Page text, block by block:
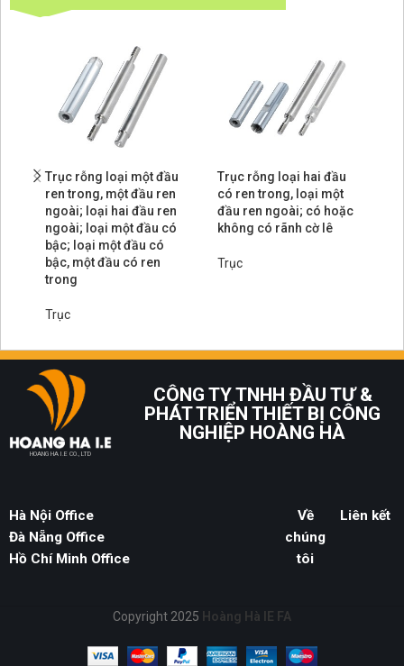
Trục rỗng loại một đầu
ren trong, một đầu ren
ngoài; loại hai đầu ren
ngoài; loại một đầu có
bậc; loại một đầu có
bậc, một đầu có ren
trong
Trục
Trục rỗng loại hai đầu
có ren trong, loại một
đầu ren ngoài; có hoặc
không có rãnh cờ lê
Trục
HOANG HA I.E CO., LTD
CÔNG TY TNHH ĐẦU TƯ &
PHÁT TRIỂN THIẾT BỊ CÔNG
NGHIỆP HOÀNG HÀ
Hà Nội Office
Đà Nẵng Office
Hồ Chí Minh Office
Về
chúng
tôi
Liên kết
Copyright 2025 Hoàng Hà IE FA